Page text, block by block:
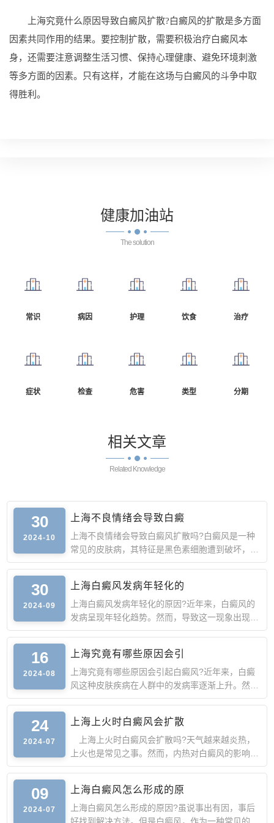
上海究竟什么原因导致白癜风扩散?白癜风的扩散是多方面
因素共同作用的结果。要控制扩散，需要积极治疗白癜风本
身，还需要注意调整生活习惯、保持心理健康、避免环境刺激
等多方面的因素。只有这样，才能在这场与白癜风的斗争中取
得胜利。
健康加油站
The solution
常识 病因 护理 饮食 治疗
症状 检查 危害 类型 分期
相关文章
Related Knowledge
30
2024-10
上海不良情绪会导致白癜
上海不良情绪会导致白癜风扩散吗?白癜风是一种
常见的皮肤病，其特征是黑色素细胞遭到破坏，导
致皮肤上出现白斑
30
2024-09
上海白癜风发病年轻化的
上海白癜风发病年轻化的原因?近年来，白癜风的
发病呈现年轻化趋势。然而，导致这一现象出现的
原因很是复杂，需
16
2024-08
上海究竟有哪些原因会引
上海究竟有哪些原因会引起白癜风?近年来，白癜
风这种皮肤疾病在人群中的发病率逐渐上升。然
而，导致这一皮肤疾
24
2024-07
上海上火时白癜风会扩散
上海上火时白癜风会扩散吗?天气越来越炎热，
上火也是常见之事。然而，内热对白癜风的影响是
一个复杂的问题。
09
2024-07
上海白癜风怎么形成的原
上海白癜风怎么形成的原因?虽说事出有因，事后
好找到解决方法。但是白癜风，作为一种常见的皮